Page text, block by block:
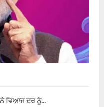
ਵਿਆਜ ਦਰ ਨੂੰ...